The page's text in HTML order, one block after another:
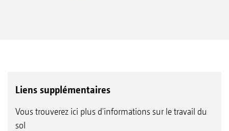
Liens supplémentaires
Vous trouverez ici plus d'informations sur le travail du
sol